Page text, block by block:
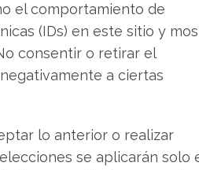
el comportamiento de
(IDs) en este sitio y
consentir o retirar el
a ciertas
lo anterior o realizar
se aplicarán solo
Los ingresos
los 9.890
hasta 5.800
de 11.200
al año anterior.
flujo de caja libre